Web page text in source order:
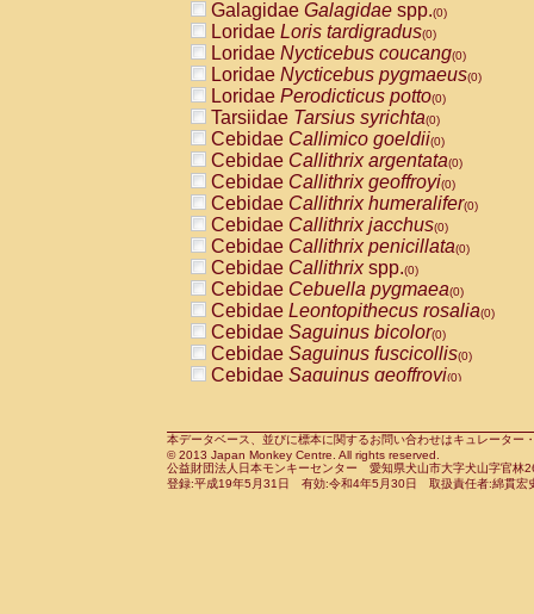
AtelidaeAtelesspp.(0)
Atelidae Lagothrix lagothricha
AtelidaeLagothrix lagothricha cana
PitheciidaeCacajao calvus
PitheciidaeCallicebus cupreus
PitheciidaeCallicebus donacophilus
PitheciidaeCallicebus moloch
PitheciidaeCallicebus torquatus
PitheciidaeCallicebusspp.(0)
PitheciidaeChiropotes satanas(0)
PitheciidaePithecia monachus
PitheciidaePithecia pithecia(0)
CercopithecidaeCercocebus agilis
CercopithecidaeCercocebus
CercopithecidaeCercocebus
CercopithecidaeCercocebus
CercopithecidaeCercocebus
CercopithecidaeCercocebushybrid
CercopithecidaePapio anubis(0)
CercopithecidaePapio cynocephalus
CercopithecidaePapio hamadryas(0)
Galagidae Galagidae spp.(0)
Loridae Loris tardigradus(0)
Loridae Nycticebus coucang(0)
Loridae Nycticebus pygmaeus(0)
Loridae Perodicticus potto(0)
Tarsiidae Tarsius syrichta(0)
Cebidae Callimico goeldii(0)
Cebidae Callithrix argentata(0)
Cebidae Callithrix geoffroyi(0)
Cebidae Callithrix humeralifer(0)
Cebidae Callithrix jacchus(0)
Cebidae Callithrix penicillata(0)
Cebidae Callithrixspp.(0)
Cebidae Cebuella pygmaea(0)
Cebidae Leontopithecus rosalia(0)
Cebidae Saguinus bicolor(0)
Cebidae Saguinus fuscicollis(0)
Cebidae Saguinus geoffroyi(0)
CebidaeSaguinus leucopus(0)
CebidaeSaguinus midas(0)
Cebidae Saguinus mystax(0)
本データベース、並びに標本に関するお問い合わせはキュレータ
© 2013 Japan Monkey Centre. All rights reserved.
公益財団法人日本モンキーセンター 愛知県犬山市大字犬山字官
登録:平成19年5月31日 有効:令和4年5月30日 取扱責任者:綿貫宏